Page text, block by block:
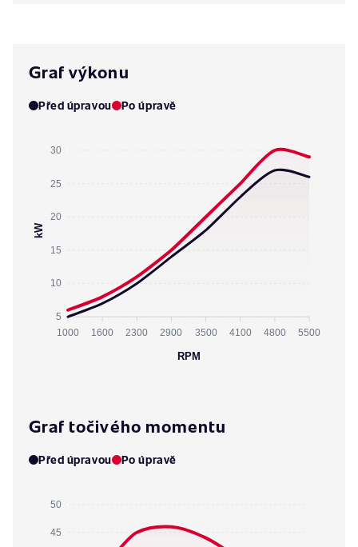
Graf výkonu
Před úpravou Po úpravě
30
25
20
15
10
5
kW
1000 1600 2300 2900 3500 4100 4800 5500
RPM
Graf točivého momentu
Před úpravou Po úpravě
50
45